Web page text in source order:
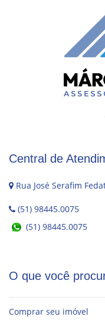
Central de
Rua José Serafim
(51) 98445.0075
(51) 98445.0075
O que você
Comprar seu imóvel